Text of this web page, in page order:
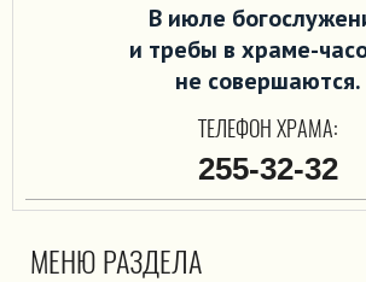
В июле
и требы в храме-
не совершаются.
ТЕЛЕФОН ХРАМА:
255-32-32
МЕНЮ РАЗДЕЛА